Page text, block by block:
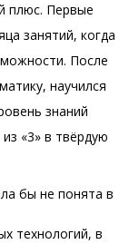
плюс. Первые
занятий, когда
После
научился
знаний
«3» в твёрдую
бы не понята в
технологий, в